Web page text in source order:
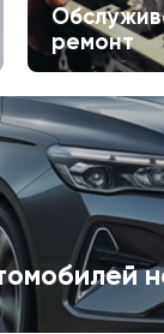
ремонт